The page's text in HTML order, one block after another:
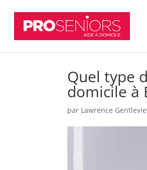
Quel type
domicile à
par Lawrence